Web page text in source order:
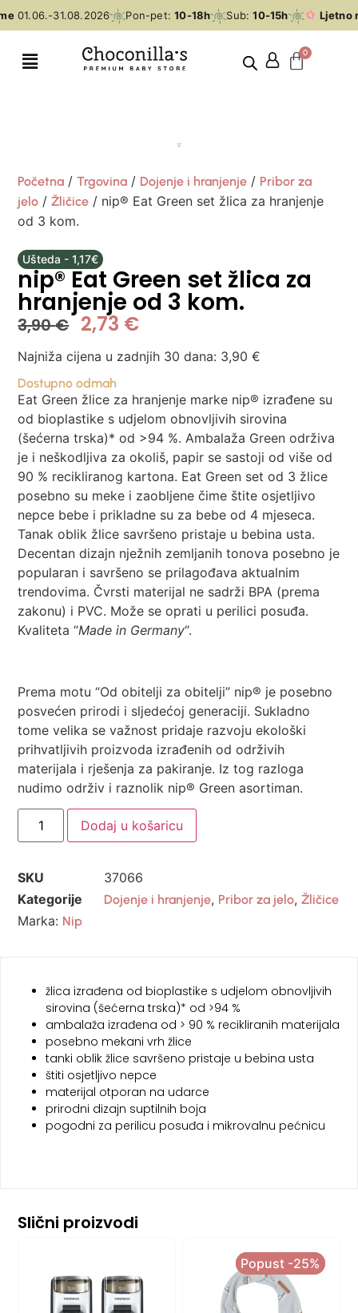
01.06.-31.08.2026 Pon-pet: 10-18h Sub: 10-15h Ljetno
Početna /Trgovina / Dojenje i hranjenje / Pribor za
jelo /Žličice / nip® Eat Green set žlica za hranjenje
od 3 kom.
Ušteda - 1,17€
nip® Eat Green set žlica za
hranjenje od 3 kom.
3,90€ 2,73 €
Najniža cijena u zadnjih 30 dana: 3,90€
Dostupno odmah
Eat Green žlice za hranjenje marke nip® izrađene su
od bioplastike s udjelom obnovljivih sirovina
(šećerna trska)* od >94 %. Ambalaža Green održiva
je i neškodljiva za okoliš, papir se sastoji od više od
90 % recikliranog kartona. Eat Green set od 3 žlice
posebno su meke i zaobljene čime štite osjetljivo
nepce bebe i prikladne su za bebe od 4 mjeseca.
Tanak oblik žlice savršeno pristaje u bebina usta.
Decentan dizajn nježnih zemljanih tonova posebno je
popularan i savršeno se prilagođava aktualnim
trendovima. Čvrsti materijal ne sadrži BPA (prema
zakonu) i PVC. Može se oprati u perilici posuđa.
Kvaliteta “Made in Germany“.
Prema motu “Od obitelji za obitelji” nip® je posebno
posvećen prirodi i sljedećoj generaciji. Sukladno
tome velika se važnost pridaje razvoju ekološki
prihvatljivih proizvoda izrađenih od održivih
materijala i rješenja za pakiranje. Iz tog razloga
nudimo održiv i raznolik nip® Green asortiman.
Dodaj u košaricu
SKU
37066
Kategorije
Dojenje i hranjenje, Pribor za jelo,Žličice
Marka: Nip
žlica izrađena od bioplastike s udjelom obnovljivih
sirovina (šećerna trska)* od >94 %
ambalaža izrađena od > 90 % recikliranih materijala
posebno mekani vrh žlice
tanki oblik žlice savršeno pristaje u bebina usta
štiti osjetljivo nepce
materijal otporan na udarce
prirodni dizajn suptilnih boja
pogodni za perilicu posuđa i mikrovalnu pećnicu
Slični proizvodi
Popust -25%
Popust -25%